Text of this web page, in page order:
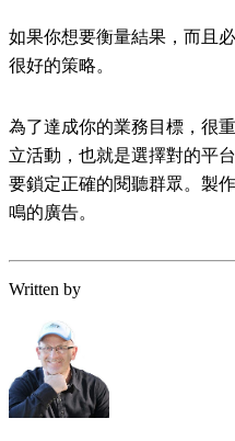
如果你想要衡量結果，而且
很好的策略。
為了達成你的業務目標，很
立活動，也就是選擇對的平
要鎖定正確的閱聽群眾。製
鳴的廣告。
Written by